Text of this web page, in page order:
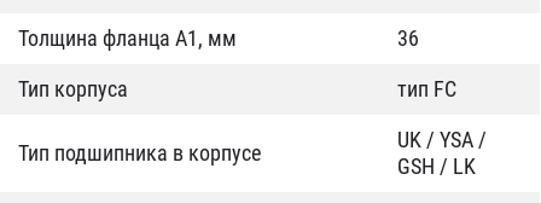
Толщина фланца А1, мм
36
Тип корпуса
тип FC
Тип подшипника в корпусе
UK / YSA /
GSH / LK